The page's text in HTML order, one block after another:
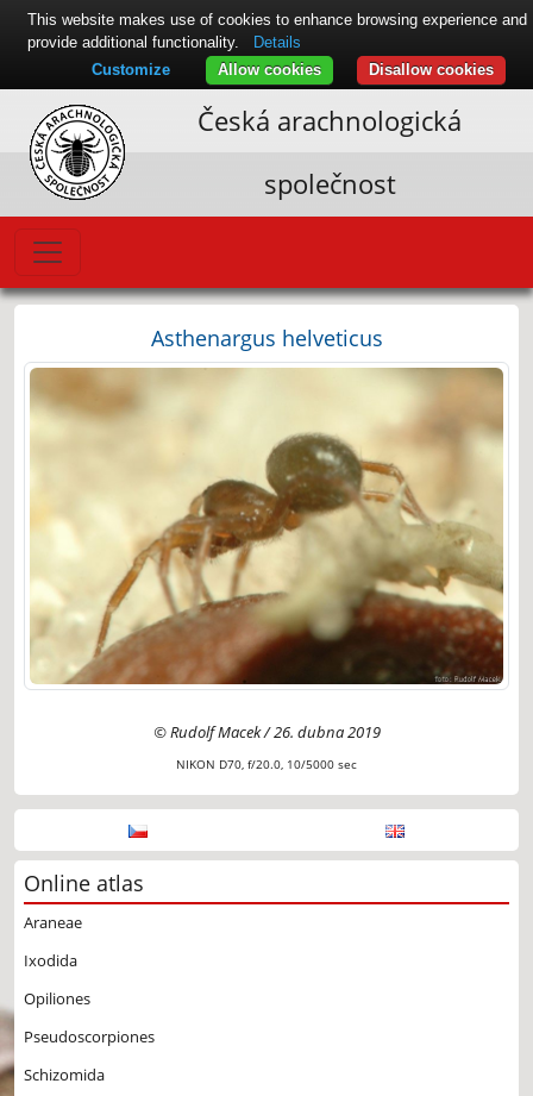
Česká arachnologická
společnost
Asthenargus helveticus
© Rudolf Macek / 26. dubna 2019
NIKON D70, f/20.0, 10/5000 sec
Online atlas
Araneae
Ixodida
Opiliones
Pseudoscorpiones
Schizomida
This website makes use of cookies to enhance browsing experience and
provide additional functionality.
Details
Disallow cookies
Allow cookies
Customize